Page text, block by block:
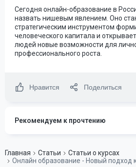
Сегодня онлайн-образование в
назвать нишевым явлением. Оно
стратегическим инструментом
человеческого капитала и
людей новые возможности для
профессионального роста.
Нравится Поделиться
Рекомендуем к прочтению
Главная Статьи
Статьи о курсах
Онлайн образование - Новый подход